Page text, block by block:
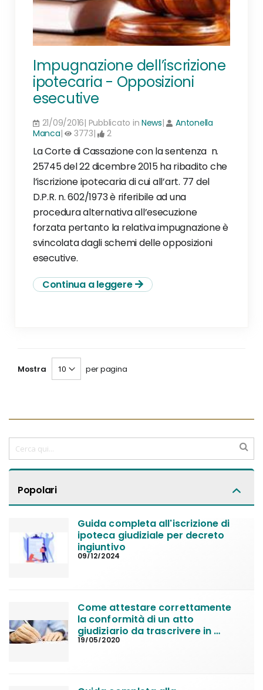
Impugnazione dell’iscrizione
ipotecaria - Opposizioni
esecutive
21/09/2016| Pubblicato in News|
Antonella
Manca| 3773| 2
La Corte di Cassazione con la sentenza n.
25745 del 22 dicembre 2015 ha ribadito che
l’iscrizione ipotecaria di cui all’art. 77 del
D.P.R. n. 602/1973 è riferibile ad una
procedura alternativa all’esecuzione
forzata pertanto la relativa impugnazione è
svincolata dagli schemi delle opposizioni
esecutive.
Continua a leggere
Mostra per pagina
Popolari
Guida completa all'iscrizione di
ipoteca giudiziale per decreto
ingiuntivo
09/12/2024
Come attestare correttamente
la conformità di un atto
giudiziario da trascrivere in
Conservatoria
19/05/2020